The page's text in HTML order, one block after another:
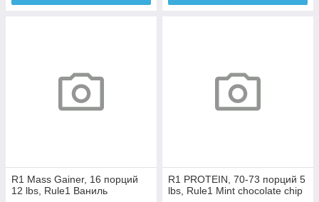
R1 Mass Gainer, 16 порций
12 lbs, Rule1 Ваниль
R1 PROTEIN, 70-73 порций 5
lbs, Rule1 Mint chocolate chip